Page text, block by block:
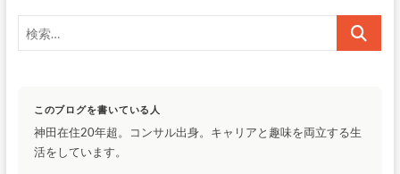
ョ
ン
索…
このブログを書いている人
神田在住20年超。コンサル出身。キャリアと趣味を両立する生
活をしています。